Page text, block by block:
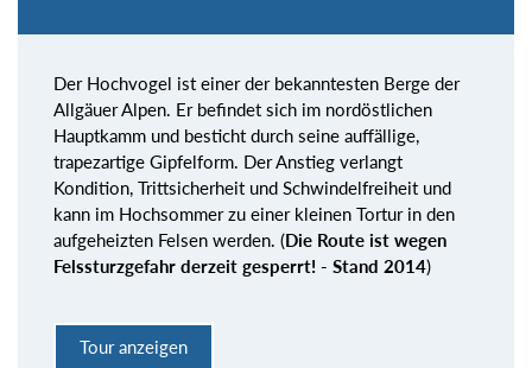
Der Hochvogel ist einer der bekanntesten Berge der
Allgäuer Alpen. Er befindet sich im nordöstlichen
Hauptkamm und besticht durch seine auffällige,
trapezartige Gipfelform. Der Anstieg verlangt
Kondition, Trittsicherheit und Schwindelfreiheit und
kann im Hochsommer zu einer kleinen Tortur in den
aufgeheizten Felsen werden. (Die Route ist wegen
Felssturzgefahr derzeit gesperrt! - Stand 2014)
Tour anzeigen